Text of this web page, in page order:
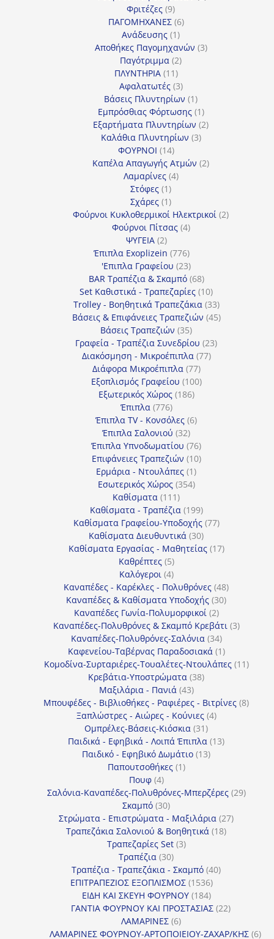
Φριτέζες 99
προϊόντα
ΠΑΓΟΜΗΧΑΝΕΣ 66
Ανάδευσης 11
προϊόν
Αποθήκες Παγομηχανών 33
Παγότριμμα 22
ΠΛΥΝΤΗΡΙΑ 1111
προϊόντα
Αφαλατωτές 33
προϊόντα
Βάσεις Πλυντηρίων 11
προϊόν
Εμπρόσθιας Φόρτωσης 11
προϊόν
Εξαρτήματα Πλυντηρίων 22
Καλάθια Πλυντηρίων 33
ΦΟΥΡΝΟΙ 1414
προϊόντα
Καπέλα Απαγωγής Ατμών 22
Λαμαρίνες 44
Στόφες 11
προϊόν
Σχάρες 11
προϊόν
Φούρνοι Κυκλοθερμικοί Ηλεκτρικοί 22
Φούρνοι Πίτσας 44
ΨΥΓΕΙΑ 22
προϊόντα
Έπιπλα Exoplizein 776776
προϊόντα
'Επιπλα Γραφείου 2323
προϊόντα
BAR Τραπέζια & Σκαμπό 6868
προϊόντα
Set Καθιστικά - Τραπεζαρίες 1010
προϊόντα
Trolley - Βοηθητικά Τραπεζάκια 3333
προϊόντα
Βάσεις & Επιφάνειες Τραπεζιών 4545
Βάσεις Τραπεζιών 3535
προϊόντα
Γραφεία - Τραπέζια Συνεδρίου 2323
Διακόσμηση - Μικροέπιπλα 7777
Διάφορα Μικροέπιπλα 7777
προϊόντα
Εξοπλισμός Γραφείου 100100
Εξωτερικός Χώρος 186186
Έπιπλα 776776
προϊόντα
Έπιπλα TV - Κονσόλες 66
Έπιπλα Σαλονιού 3232
προϊόντα
Έπιπλα Υπνοδωματίου 7676
προϊόντα
Επιφάνειες Τραπεζιών 1010
Ερμάρια - Ντουλάπες 11
προϊόν
Εσωτερικός Χώρος 354354
Καθίσματα 111111
προϊόντα
Καθίσματα - Τραπέζια 199199
προϊόντα
Καθίσματα Γραφείου-Υποδοχής 7777
Καθίσματα Διευθυντικά 3030
προϊόντα
Καθίσματα Εργασίας - Μαθητείας 1717
Καθρέπτες 55
προϊόντα
Καλόγεροι 44
προϊόντα
Καναπέδες - Καρέκλες - Πολυθρόνες 4848
προϊόντα
Καναπέδες & Καθίσματα Υποδοχής 3030
Καναπέδες Γωνία-Πολυμορφικοί 22
προϊόντα
Καναπέδες-Πολυθρόνες & Σκαμπό Κρεβάτι 33
Καναπέδες-Πολυθρόνες-Σαλόνια 3434
προϊόντα
Καφενείου-Ταβέρνας Παραδοσιακά 11
προϊόν
Κομοδίνα-Συρταριέρες-Τουαλέτες-Ντουλάπες 1111
Κρεβάτια-Υποστρώματα 3838
Μαξιλάρια - Πανιά 4343
προϊόντα
Μπουφέδες - Βιβλιοθήκες - Ραφιέρες - Βιτρίνες 88
Ξαπλώστρες - Αιώρες - Κούνιες 44
Ομπρέλες-Βάσεις-Κιόσκια 3131
προϊόντα
Παιδικά - Εφηβικά - Λοιπά Έπιπλα 1313
Παιδικό - Εφηβικό Δωμάτιο 1313
Παπουτσοθήκες 11
Πουφ 44
προϊόντα
Σαλόνια-Καναπέδες-Πολυθρόνες-Μπερζέρες 2929
Σκαμπό 3030
προϊόντα
Στρώματα - Επιστρώματα - Μαξιλάρια 2727
Τραπεζάκια Σαλονιού & Βοηθητικά 1818
Τραπεζαρίες Set 33
Τραπέζια 3030
προϊόντα
Τραπέζια - Τραπεζάκια - Σκαμπό 4040
ΕΠΙΤΡΑΠΕΖΙΟΣ ΕΞΟΠΛΙΣΜΟΣ 15361536
προϊόντα
ΕΙΔΗ ΚΑΙ ΣΚΕΥΗ ΦΟΥΡΝΟΥ 184184
προϊόντα
ΓΑΝΤΙΑ ΦΟΥΡΝΟΥ ΚΑΙ ΠΡΟΣΤΑΣΙΑΣ 2222
ΛΑΜΑΡΙΝΕΣ 66
προϊόντα
ΛΑΜΑΡΙΝΕΣ ΦΟΥΡΝΟΥ-ΑΡΤΟΠΟΙΕΙΟΥ-ΖΑΧΑΡ/ΚΗΣ 66